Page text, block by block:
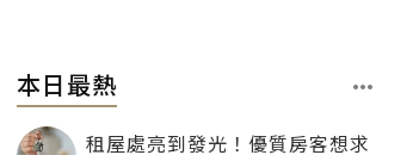
本日最熱
租屋處亮到發光！優質房客想求